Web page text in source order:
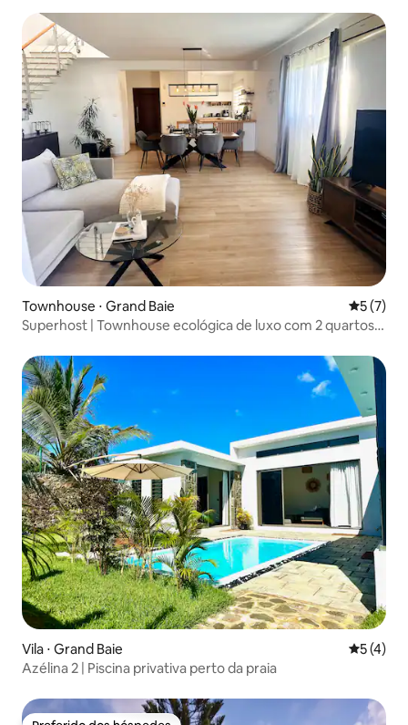
Townhouse ⋅ Grand Baie 5 de
5 (7)
Superhost | Townhouse ecológica de luxo com 2 quartos |
Vila ⋅ Grand Baie 5 de
5 (4)
Azélina 2 | Piscina privativa perto da praia